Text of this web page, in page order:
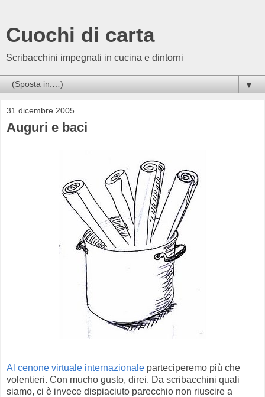
Cuochi di carta
Scribacchini impegnati in cucina e dintorni
▼
31 dicembre 2005
Auguri e baci
Al cenone virtuale internazionale parteciperemo più che
volentieri. Con mucho gusto, direi. Da scribacchini quali
siamo, ci è invece dispiaciuto parecchio non riuscire a